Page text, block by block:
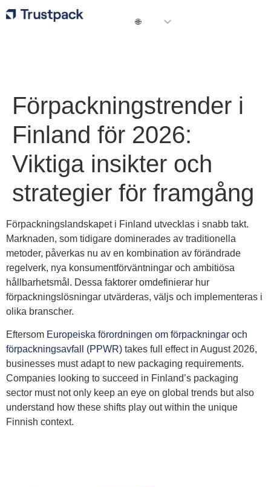
Förpackningstrender i
Finland för 2026:
Viktiga insikter och
strategier för framgång
Förpackningslandskapet i Finland utvecklas i snabb takt.
Marknaden, som tidigare dominerades av traditionella
metoder, påverkas nu av en kombination av förändrade
regelverk, nya konsumentförväntningar och ambitiösa
hållbarhetsmål. Dessa faktorer omdefinierar hur
förpackningslösningar utvärderas, väljs och implementeras i
olika branscher.
Eftersom Europeiska förordningen om förpackningar och
förpackningsavfall (PPWR) takes full effect in August 2026,
businesses must adapt to new packaging requirements.
Companies looking to succeed in Finland’s packaging
sector must not only keep an eye on global trends but also
understand how these shifts play out within the unique
Finnish context.